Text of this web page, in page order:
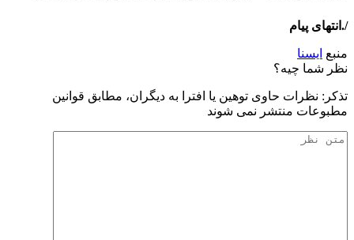
/.انتهای پیام
منبع ایسنا
نظر شما چیه؟
تذكر: نظرات حاوی توهين يا افترا به ديگران، مطابق قوانين
مطبوعات منتشر نمی شوند